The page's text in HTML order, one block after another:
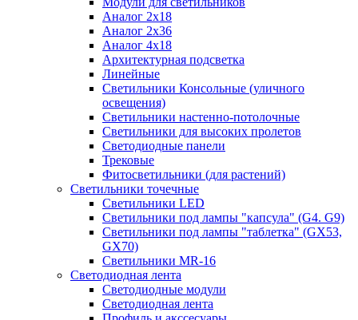
Аналог 2х18
Аналог 2х36
Аналог 4х18
Архитектурная подсветка
Линейные
Светильники Консольные (уличного
освещения)
Светильники настенно-потолочные
Светильники для высоких пролетов
Светодиодные панели
Трековые
Фитосветильники (для растений)
Светильники точечные
Светильники LED
Светильники под лампы "капсула" (G4. G9)
Светильники под лампы "таблетка" (GX53,
GX70)
Светильники MR-16
Светодиодная лента
Светодиодные модули
Светодиодная лента